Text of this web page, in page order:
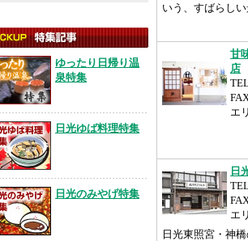
ゆったり日帰り温
泉特集
日光ゆば料理特集
日光のみやげ特集
いう、すばらし
甘
店
エ
日
エ
日光東照宮・神